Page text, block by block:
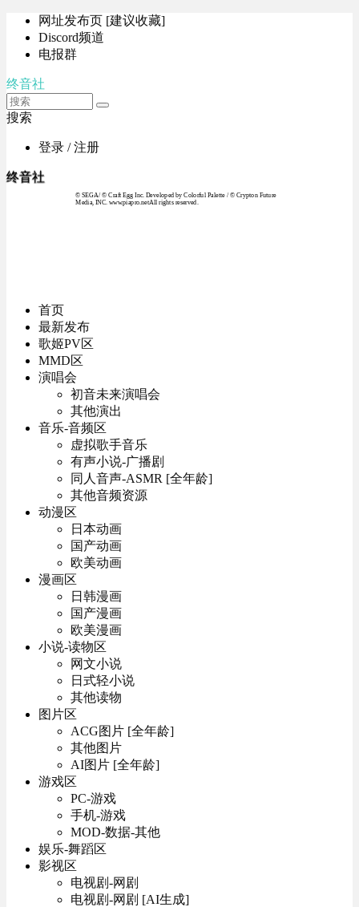
网址发布页 [建议收藏]
Discord频道
电报群
终音社
搜索
登录 / 注册
终音社
© SEGA / © Craft Egg Inc. Developed by Colorful Palette / © Crypton Future
Media, INC. www.piapro.netAll rights reserved.
首页
最新发布
歌姬PV区
MMD区
演唱会
初音未来演唱会
其他演出
音乐-音频区
虚拟歌手音乐
有声小说-广播剧
同人音声-ASMR [全年龄]
其他音频资源
动漫区
日本动画
国产动画
欧美动画
漫画区
日韩漫画
国产漫画
欧美漫画
小说-读物区
网文小说
日式轻小说
其他读物
图片区
ACG图片 [全年龄]
其他图片
AI图片 [全年龄]
游戏区
PC-游戏
手机-游戏
MOD-数据-其他
娱乐-舞蹈区
影视区
电视剧-网剧
电视剧-网剧 [AI生成]